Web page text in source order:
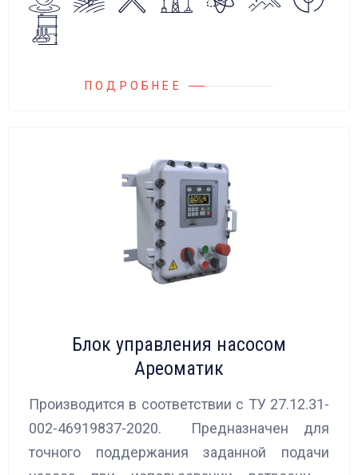
на всасывающих линиях дозировочных
насосных агрегатов и установок.
ПОДРОБНЕЕ
Блок управления насосом
Ареоматик
Производится в соответствии с ТУ 27.12.31-
002-46919837-2020. Предназначен для
точного поддержания заданной подачи